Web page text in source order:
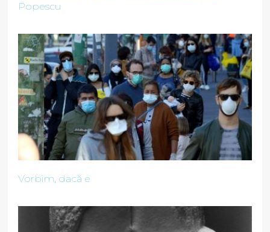
Popescu
Vorbim, dacă e